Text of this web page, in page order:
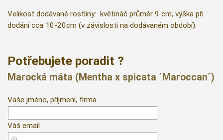
Velikost dodávané rostliny: květináč průměr 9 cm, výška při
dodání cca 10-20cm (v závislosti na dodávaném období).
Potřebujete poradit ?
Marocká máta (Mentha x spicata ´Maroccan´)
Vaše jméno, příjmení, firma
Váš email